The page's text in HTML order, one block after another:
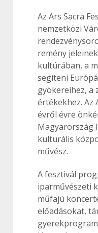
Az Ars Sacra
nemzetközi
remény
kultúrában, a
segíteni
gyökereihez, a
értékekhez. Az
évről évre
Magyarország
kulturális
művész.
A fesztivál
iparművészeti
műfajú
előadásokat,